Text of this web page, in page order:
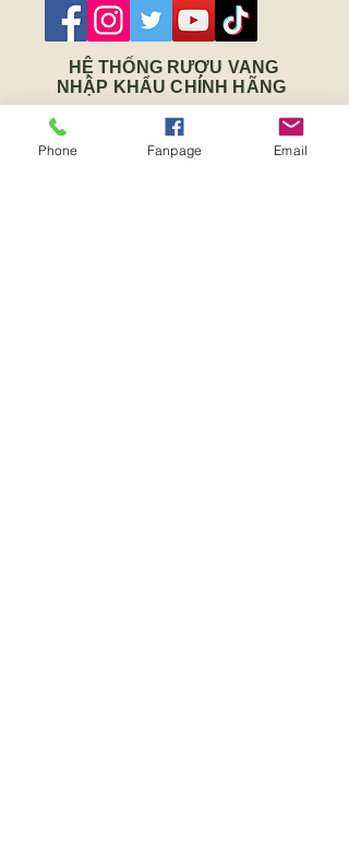
HỆ THỐNG RƯỢU VANG
NHẬP KHẨU CHÍNH HÃNG
Số 19 Hoa Sứ, Phường 7, Quận
Phú Nhuận, TP.HCM
Phone Fanpage Email